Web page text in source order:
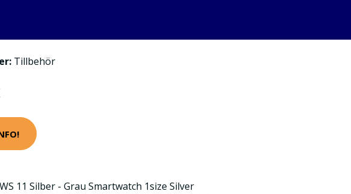
Tillbehör
11 Silber - Grau Smartwatch 1size Silver